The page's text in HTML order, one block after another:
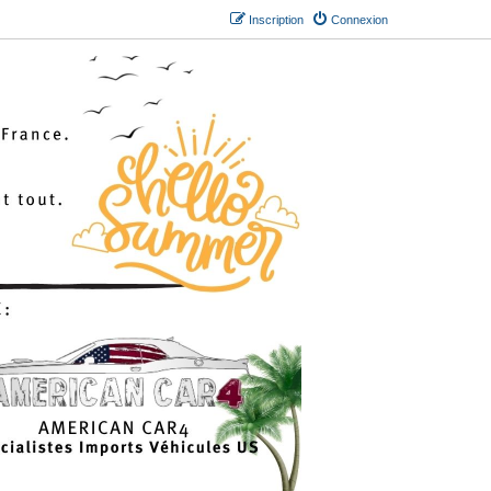
Connexion
Inscription